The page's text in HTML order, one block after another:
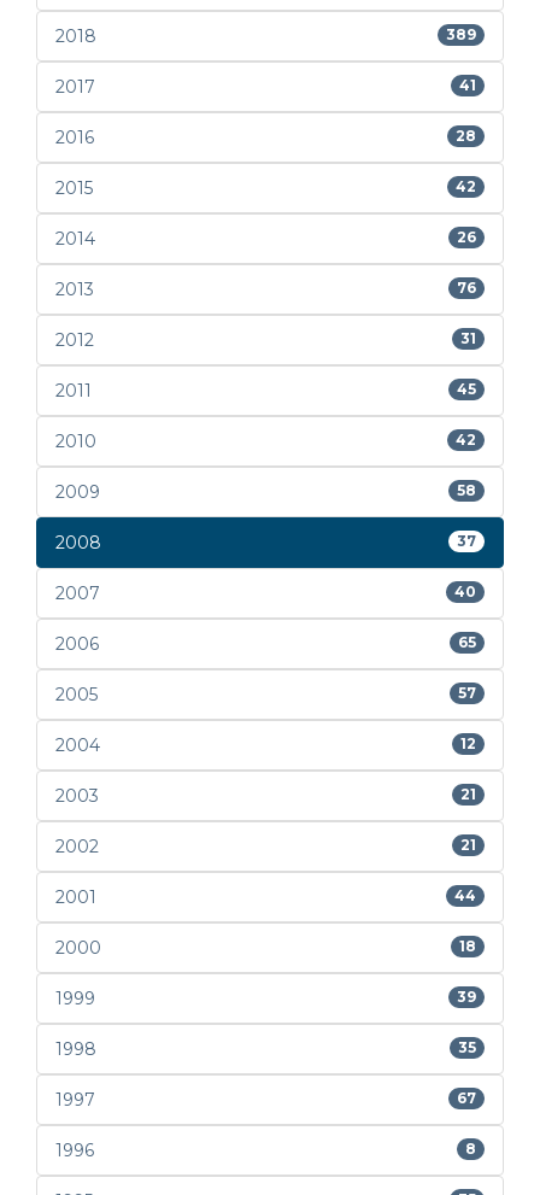
2018 389
2017 41
2016 28
2015 42
2014 26
2013 76
2012 31
2011 45
2010 42
2009 58
2008 37
2007 40
2006 65
2005 57
2004 12
2003 21
2002 21
2001 44
2000 18
1999 39
1998 35
1997 67
1996 8